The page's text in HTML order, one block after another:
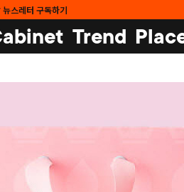
스레터 구독하기
Trend